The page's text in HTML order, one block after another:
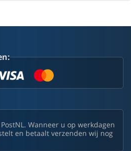
Wanneer u op werkdagen
en betaalt verzenden wij nog